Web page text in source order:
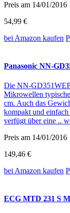
Preis am 14/01/2016
54,99 €
bei Amazon kaufen
Panasonic NN-
Die NN-
Mikrowellen
cm. Auch das
kompakt und
verfügt über eine ..
Preis am 14/01/2016
149,46 €
bei Amazon kaufen
ECG MTD 231 S